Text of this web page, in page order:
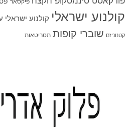
פיקסאר
קולנוע ישראלי קולנוע ישראלי
קטנוניזם שוברי קופות תסריטאות